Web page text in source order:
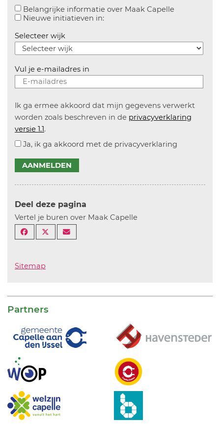
Belangrijke informatie over Maak CapelleAanvinken
Nieuwe initiatieven in:Aanvinken om informatie over
Selecteer wijk
Vul je e-mailadres in
Ik ga ermee akkoord dat mijn gegevens verwerkt
worden zoals beschreven in de privacyverklaring
versie 1.1.
Ja, ik ga akkoord met de privacyverklaring
AANMELDEN
Deel deze pagina
Vertel je buren over Maak Capelle
Sitemap
Partners